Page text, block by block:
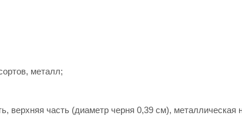
металл;
верхняя часть (диаметр черня 0,39 см), металлическая